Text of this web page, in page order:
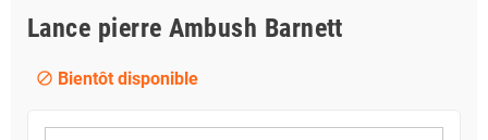
Lance pierre Ambush Barnett
block Bientôt disponible